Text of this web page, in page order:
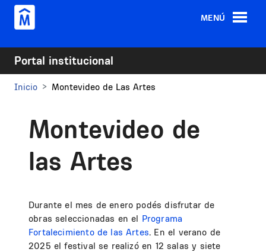
Pasar al contenido principal
MENÚ
Portal institucional
Inicio Montevideo de Las Artes
Montevideo de
las Artes
Durante el mes de enero podés disfrutar de
obras seleccionadas en el Programa
Fortalecimiento de las Artes. En el verano de
2025 el festival se realizó en 12 salas y siete